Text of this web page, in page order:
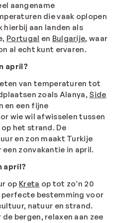
aangename
die vaak oplopen
hierbij aan landen als
Portugal en Bulgarije, waar
al echt kunt ervaren.
april?
van temperaturen tot
zoals Alanya, Side
en een fijne
wie wil afwisselen tussen
het strand. De
en zon maakt Turkije
zonvakantie in april.
april?
op Kreta op tot zo’n 20
perfecte bestemming voor
natuur en strand.
bergen, relaxen aan zee